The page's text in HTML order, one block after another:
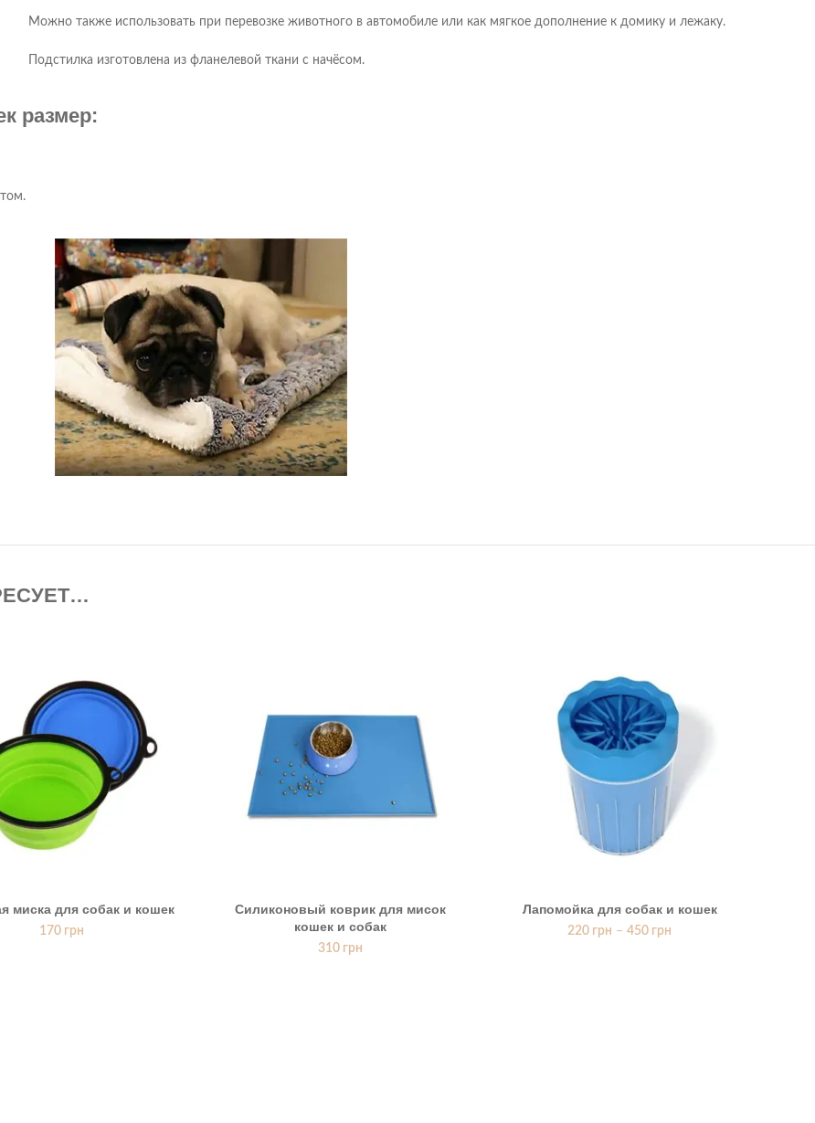
Можно также использовать при перевозке животного в автомобиле или как мягкое дополнение к домику и лежаку.
Подстилка изготовлена из фланелевой ткани с начёсом.
размер:
миска для собак и кошек
170грн
Силиконовый коврик для мисок
кошек и собак
310 грн
Лапомойка для собак и кошек
220 грн –450 грн